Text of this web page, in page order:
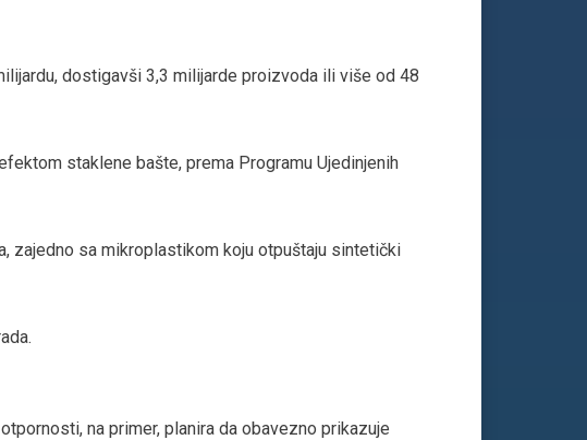
dostigavši 3,3 milijarde proizvoda ili više od 48
staklene bašte, prema Programu Ujedinjenih
zajedno sa mikroplastikom koju otpuštaju sintetički
na primer, planira da obavezno prikazuje